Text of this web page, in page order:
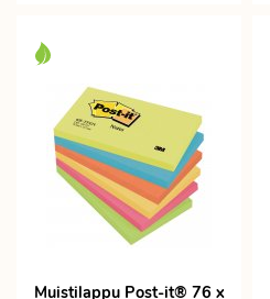
Muistilappu Post-it® 76 x